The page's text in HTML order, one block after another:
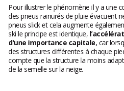
Pour illustrer le phénomène il y a une
des pneus rainurés de pluie évacuent
pneus slick et cela augmente
ski le principe est identique,
d’une importance capitale, car
des structures différentes à chaque
compte que la structure la moins
de la semelle sur la neige.